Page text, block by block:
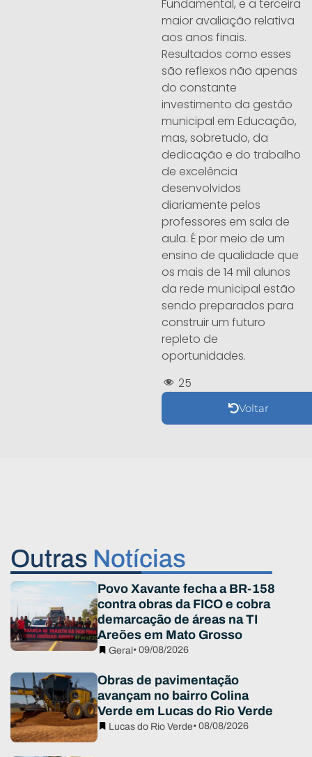
Fundamental, e a terceira
maior avaliação relativa
aos anos finais.
Resultados como esses
são reflexos não apenas
do constante
investimento da gestão
municipal em Educação,
mas, sobretudo, da
dedicação e do trabalho
de excelência
desenvolvidos
diariamente pelos
professores em sala de
aula. É por meio de um
ensino de qualidade que
os mais de 14 mil alunos
da rede municipal estão
sendo preparados para
construir um futuro
repleto de
oportunidades.
25
Voltar
Outras Notícias
Povo Xavante fecha a BR-158
contra obras da FICO e cobra
demarcação de áreas na TI
Areões em Mato Grosso
Geral • 09/08/2026
Obras de pavimentação
avançam no bairro Colina
Verde em Lucas do Rio Verde
Lucas do Rio Verde• 08/08/2026